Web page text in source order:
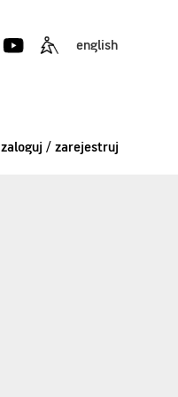
english
zaloguj / zarejestruj